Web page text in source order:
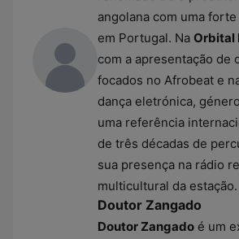
angolana com uma
em Portugal. Na Orbital
com a apresentação de
focados no Afrobeat e
dança eletrónica,
uma referência
de três décadas de
sua presença na rádio
multicultural da estação.
Doutor Zangado
Doutor Zangado é um